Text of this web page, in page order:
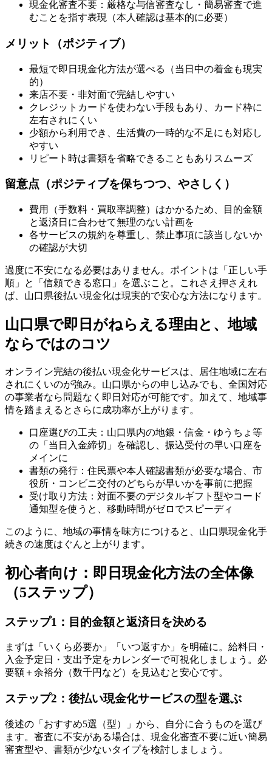
現金化審査不要：厳格な与信審査なし・簡易審査で進
むことを指す表現（本人確認は基本的に必要）
メリット（ポジティブ）
最短で即日現金化方法が選べる（当日中の着金も現実
的）
来店不要・非対面で完結しやすい
クレジットカードを使わない手段もあり、カード枠に
左右されにくい
少額から利用でき、生活費の一時的な不足にも対応し
やすい
リピート時は書類を省略できることもありスムーズ
留意点（ポジティブを保ちつつ、やさしく）
費用（手数料・買取率調整）はかかるため、目的金額
と返済日に合わせて無理のない計画を
各サービスの規約を尊重し、禁止事項に該当しないか
の確認が大切
過度に不安になる必要はありません。ポイントは「正しい手
順」と「信頼できる窓口」を選ぶこと。これさえ押さえれ
ば、山口県後払い現金化は現実的で安心な方法になります。
山口県で即日がねらえる理由と、地域
ならではのコツ
オンライン完結の後払い現金化サービスは、居住地域に左右
されにくいのが強み。山口県からの申し込みでも、全国対応
の事業者なら問題なく即日対応が可能です。加えて、地域事
情を踏まえるとさらに成功率が上がります。
口座選びの工夫：山口県内の地銀・信金・ゆうちょ等
の「当日入金締切」を確認し、振込受付の早い口座を
メインに
書類の発行：住民票や本人確認書類が必要な場合、市
役所・コンビニ交付のどちらが早いかを事前に把握
受け取り方法：対面不要のデジタルギフト型やコード
通知型を使うと、移動時間がゼロでスピーディ
このように、地域の事情を味方につけると、山口県現金化手
続きの速度はぐんと上がります。
初心者向け：即日現金化方法の全体像
（5ステップ）
ステップ1：目的金額と返済日を決める
まずは「いくら必要か」「いつ返すか」を明確に。給料日・
入金予定日・支出予定をカレンダーで可視化しましょう。必
要額＋余裕分（数千円など）を見込むと安心です。
ステップ2：後払い現金化サービスの型を選ぶ
後述の「おすすめ5選（型）」から、自分に合うものを選び
ます。審査に不安がある場合は、現金化審査不要に近い簡易
審査型や、書類が少ないタイプを検討しましょう。